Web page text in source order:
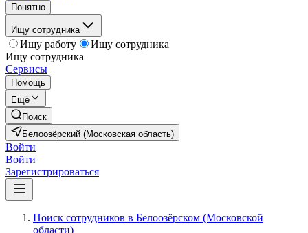
Понятно
Ищу сотрудника
Ищу работу
Ищу сотрудника
Ищу сотрудника
Сервисы
Помощь
Ещё
Поиск
Белоозёрский (Московская область)
Войти
Войти
Зарегистрироваться
Поиск сотрудников в Белоозёрском (Московской
области)